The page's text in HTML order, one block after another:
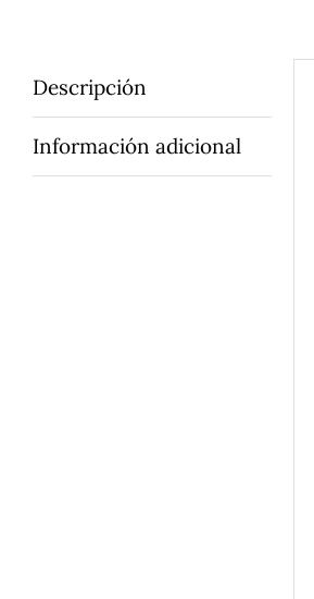
Descripción
Información adicional